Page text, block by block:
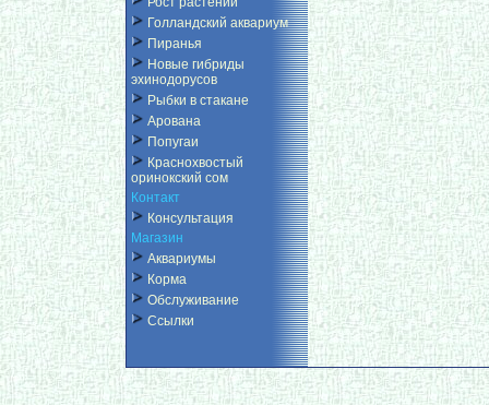
Голландский аквариум
Пиранья
Новые гибриды
эхинодорусов
Рыбки в стакане
Арована
Попугаи
Краснохвостый
оринокский сом
Контакт
Консультация
Магазин
Аквариумы
Корма
Обслуживание
Ссылки